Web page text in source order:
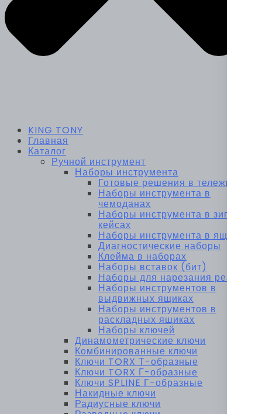
KING TONY
Главная
Каталог
Ручной инструмент
Наборы инструмента
Готовые решения в тележках
Наборы инструмента в
чемоданах
Наборы инструмента в зип-
кейсах
Наборы инструмента в ящиках
Диагностические наборы
Клейма в наборах
Наборы вставок (бит)
Наборы для нарезания резьбы
Наборы инструментов в
выдвижных ящиках
Наборы инструментов в
раскладных ящиках
Наборы ключей
Динамометрические ключи
Комбинированные ключи
Ключи TORX Т-образные
Ключи TORX Г-образные
Ключи SPLINE Г-образные
Накидные ключи
Радиусные ключи